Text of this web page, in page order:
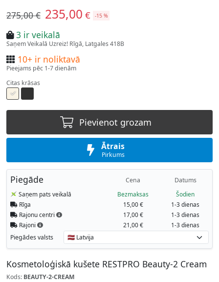
275,00 € 235,00 € -15 %
3 ir veikalā
Saņem Veikalā Uzreiz! Rīgā, Latgales 418B
10+ ir noliktavā
Pieejams pēc 1-7 dienām
Citas krāsas
Pievienot grozam
Ātrais
Pirkums
Piegāde Cena Datums
Saņem pats veikalā Bezmaksas
Šodien
Rīga
15,00 €
1-3 dienas
Rajonu centri
17,00 €
1-3 dienas
Rajoni
21,00 € 1-3 dienas
Piegādes valsts
Kosmetoloģiskā kušete RESTPRO Beauty-2 Cream
Kods: BEAUTY-2-CREAM